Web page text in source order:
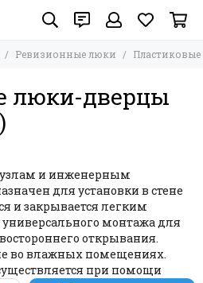
(Полистирол)
(АБС пластик)
люки-дверцы с замком
магнитах без замка
замком
люки съемные на
Ревизионные люки
люки-дверцы
и инженерным
для установки в стене
и закрывается легким
монтажа для
открывания.
во влажных помещениях.
при помощи